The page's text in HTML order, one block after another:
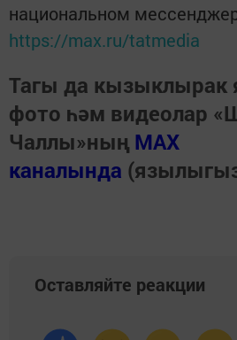
национальном
https://max.ru/tatmedia
Тагы да кызыклырак
фото һәм видеолар
Чаллы»ның MAX
каналында
Оставляйте реакции